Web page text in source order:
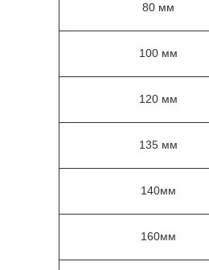
80 мм
100 мм
120 мм
135 мм
140мм
160мм